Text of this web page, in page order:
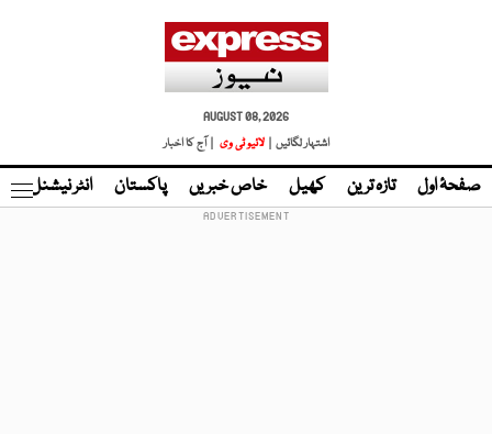
AUGUST 08, 2026
اشتہار لگائیں |
لائیو ٹی وی | آج کا اخبار
صفحۂ اول تازہ ترین کھیل خاص خبریں پاکستان انٹر نیشنل